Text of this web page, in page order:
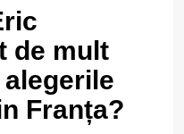
de mult
Franța?